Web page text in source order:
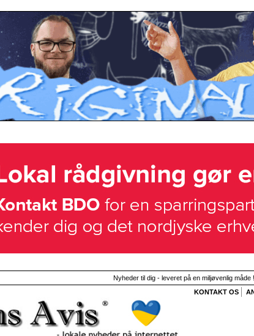
Nyheder til dig - leveret på en miljøvenlig måde !
KONTAKT OS